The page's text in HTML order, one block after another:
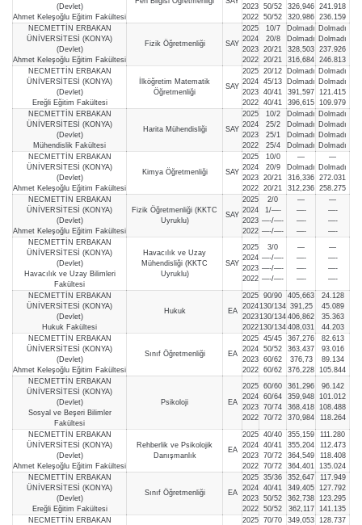
(Devlet)
Ahmet Keleşoğlu Eğitim Fakültesi
2023
2022
50/52
50/52
326,946
320,986
241.918
236.159
NECMETTİN ERBAKAN
ÜNİVERSİTESİ (KONYA)
(Devlet)
Ahmet Keleşoğlu Eğitim Fakültesi
Fizik Öğretmenliği SAY
2025
2024
2023
2022
10/7
20/8
20/21
20/21
Dolmadı
Dolmadı
328,503
316,684
Dolmadı
Dolmadı
237.926
246.813
NECMETTİN ERBAKAN
ÜNİVERSİTESİ (KONYA)
(Devlet)
Ereğli Eğitim Fakültesi
İlköğretim Matematik
Öğretmenliği
SAY
2025
2024
2023
2022
20/12
45/13
40/41
40/41
Dolmadı
Dolmadı
391,597
396,615
Dolmadı
Dolmadı
121.415
109.979
NECMETTİN ERBAKAN
ÜNİVERSİTESİ (KONYA)
(Devlet)
Mühendislik Fakültesi
Harita Mühendisliği SAY
2025
2024
2023
2022
10/2
25/2
25/1
25/4
Dolmadı
Dolmadı
Dolmadı
Dolmadı
Dolmadı
Dolmadı
Dolmadı
Dolmadı
NECMETTİN ERBAKAN
ÜNİVERSİTESİ (KONYA)
(Devlet)
Ahmet Keleşoğlu Eğitim Fakültesi
Kimya Öğretmenliği SAY
2025
2024
2023
2022
10/0
20/9
20/21
20/21
—
Dolmadı
316,336
312,236
—
Dolmadı
272.031
258.275
NECMETTİN ERBAKAN
ÜNİVERSİTESİ (KONYA)
(Devlet)
Ahmet Keleşoğlu Eğitim Fakültesi
Fizik Öğretmenliği (KKTC
Uyruklu)
SAY
2025
2024
2023
2022
2/0
1/—-
—-/—-
—-/—-
—
—-
—-
—-
—
—-
—-
—-
NECMETTİN ERBAKAN
ÜNİVERSİTESİ (KONYA)
(Devlet)
Havacılık ve Uzay Bilimleri
Fakültesi
Havacılık ve Uzay
Mühendisliği (KKTC
Uyruklu)
SAY
2025
2024
2023
2022
3/0
—-/—-
—-/—-
—-/—-
—
—-
—-
—-
—
—-
—-
—-
NECMETTİN ERBAKAN
ÜNİVERSİTESİ (KONYA)
(Devlet)
Hukuk Fakültesi
Hukuk EA
2025
2024
2023
2022
90/90
130/134
130/134
130/134
405,663
391,25
406,862
408,031
24.128
45.089
35.363
44.203
NECMETTİN ERBAKAN
ÜNİVERSİTESİ (KONYA)
(Devlet)
Ahmet Keleşoğlu Eğitim Fakültesi
Sınıf Öğretmenliği EA
2025
2024
2023
2022
45/45
50/52
60/62
60/62
367,276
363,437
376,73
376,228
82.613
93.016
89.134
105.844
NECMETTİN ERBAKAN
ÜNİVERSİTESİ (KONYA)
(Devlet)
Sosyal ve Beşeri Bilimler
Fakültesi
Psikoloji EA
2025
2024
2023
2022
60/60
60/64
70/74
70/72
361,296
359,948
368,418
370,984
96.142
101.012
108.488
118.264
NECMETTİN ERBAKAN
ÜNİVERSİTESİ (KONYA)
(Devlet)
Ahmet Keleşoğlu Eğitim Fakültesi
Rehberlik ve Psikolojik
Danışmanlık
EA
2025
2024
2023
2022
40/40
40/41
70/72
70/72
355,159
355,204
364,549
364,401
111.280
112.473
118.408
135.024
NECMETTİN ERBAKAN
ÜNİVERSİTESİ (KONYA)
(Devlet)
Ereğli Eğitim Fakültesi
Sınıf Öğretmenliği EA
2025
2024
2023
2022
35/36
40/41
50/52
50/52
352,647
349,405
362,738
362,117
117.949
127.792
123.295
141.135
NECMETTİN ERBAKAN
2025 70/70
349,053
128.737